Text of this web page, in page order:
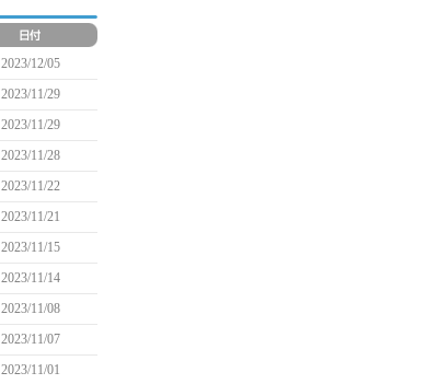
2023/12/05
2023/11/29
2023/11/29
2023/11/28
2023/11/22
2023/11/21
2023/11/15
2023/11/14
2023/11/08
2023/11/07
2023/11/01